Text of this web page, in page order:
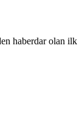
haberdar olan ilk